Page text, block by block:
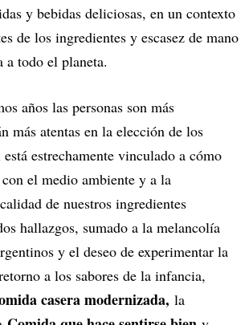
y bebidas deliciosas, en un contexto
de los ingredientes y escasez de mano
a todo el planeta.
años las personas son más
más atentas en la elección de los
estrechamente vinculado a cómo
el medio ambiente y a la
de nuestros ingredientes
hallazgos, sumado a la melancolía
y el deseo de experimentar la
a los sabores de la infancia,
casera modernizada, la